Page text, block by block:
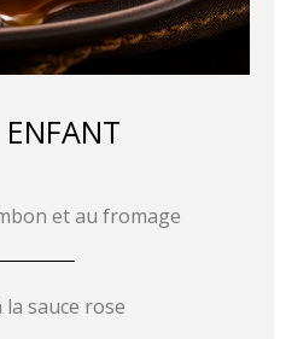
et au fromage
la sauce rose